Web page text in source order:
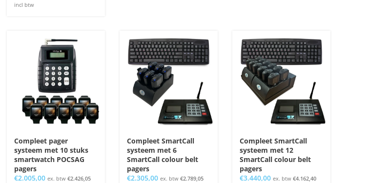
incl btw
Compleet pager
systeem met 10 stuks
smartwatch POCSAG
pagers
€2.005,00 ex. btw €2.426,05
Compleet SmartCall
systeem met 6
SmartCall colour belt
pagers
€2.305,00 ex. btw €2.789,05
Compleet SmartCall
systeem met 12
SmartCall colour belt
pagers
€3.440,00 ex. btw €4.162,40